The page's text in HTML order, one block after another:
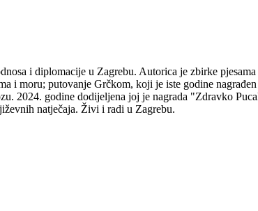
i diplomacije u Zagrebu. Autorica je zbirke
i moru; putovanje Grčkom, koji je iste godine
2024. godine dodijeljena joj je nagrada "Zdravko
natječaja. Živi i radi u Zagrebu.